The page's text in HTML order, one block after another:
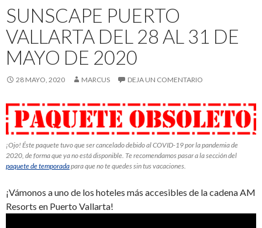
SUNSCAPE PUERTO
VALLARTA DEL 28 AL 31 DE
MAYO DE 2020
28 MAYO, 2020 MARCUS DEJA UN COMENTARIO
¡Ojo! Éste paquete tuvo que ser cancelado debido al COVID-19 por la pandemia de
2020, de forma que ya no está disponible. Te recomendamos pasar a la sección del
paquete de temporadapara que no te quedes sin tus vacaciones.
¡Vámonos a uno de los hoteles más accesibles de la cadena AM
Resorts en Puerto Vallarta!